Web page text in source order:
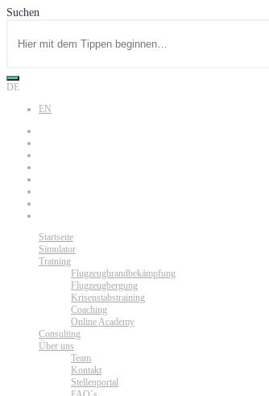
Suchen
DE
EN
Startseite
Simulator
Training
Flugzeugbrandbekämpfung
Flugzeugbergung
Krisenstabstraining
Coaching
Online Academy
Consulting
Über uns
Team
Kontakt
Stellenportal